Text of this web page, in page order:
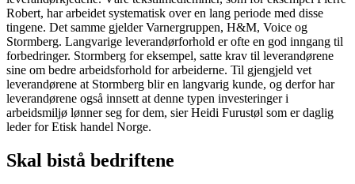
Robert, har arbeidet systematisk over en lang periode med disse
tingene. Det samme gjelder Varnergruppen, H&M, Voice og
Stormberg. Langvarige leverandørforhold er ofte en god inngang til
forbedringer. Stormberg for eksempel, satte krav til leverandørene
sine om bedre arbeidsforhold for arbeiderne. Til gjengjeld vet
leverandørene at Stormberg blir en langvarig kunde, og derfor har
leverandørene også innsett at denne typen investeringer i
arbeidsmiljø lønner seg for dem, sier Heidi Furustøl som er daglig
leder for Etisk handel Norge.
Skal bistå bedriftene